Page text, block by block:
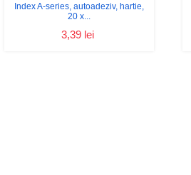
Index A-series, autoadeziv, hartie,
20 x...
3,39 lei